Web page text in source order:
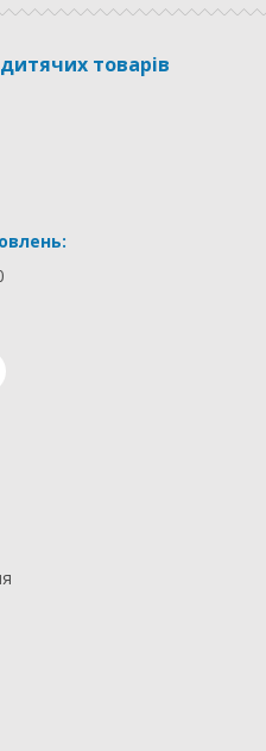
товарів